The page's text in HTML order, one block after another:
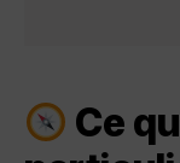
Ce